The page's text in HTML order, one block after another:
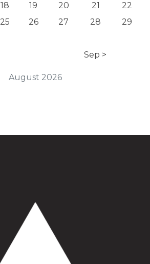
August 2026
18 19 20 21
22
25 26 27 28
29
Sep >